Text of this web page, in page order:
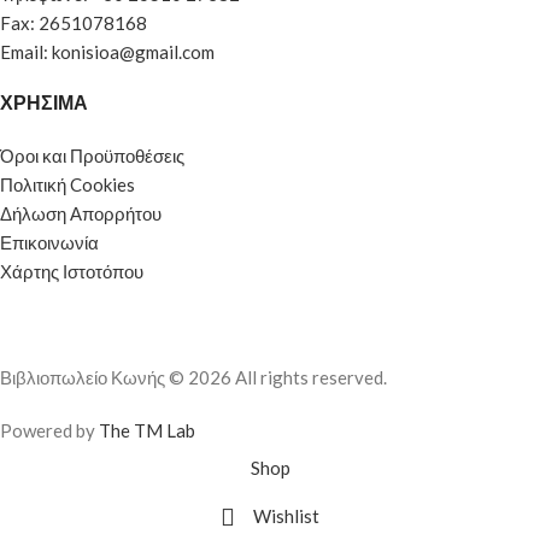
Fax: 2651078168
Email: konisioa@gmail.com
ΧΡΗΣΙΜΑ
Όροι και Προϋποθέσεις
Πολιτική Cookies
Δήλωση Απορρήτου
Επικοινωνία
Χάρτης Ιστοτόπου
Βιβλιοπωλείο Κωνής © 2026 All rights reserved.
Powered by The TM Lab
Shop
Wishlist